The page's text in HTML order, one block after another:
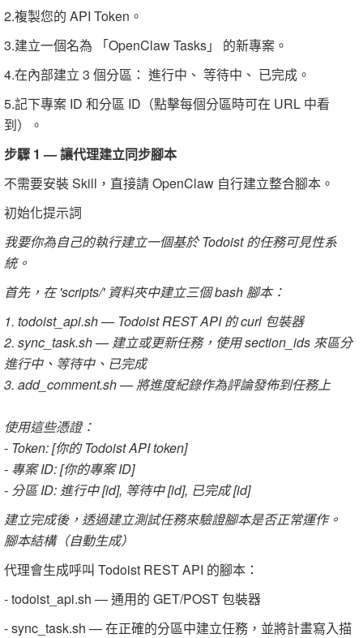
2.複製您的 API Token。
3.建立一個名為 「OpenClaw Tasks」 的新專案。
4.在內部建立 3 個分區： 進行中、 等待中、 已完成。
5.記下專案 ID 和分區 ID（點擊每個分區時可在 URL 中看
到）。
步驟 1 — 讓代理建立同步腳本
不需要安裝 Skill，直接請 OpenClaw 自行建立整合腳本。
初始化提示詞
我要你為自己的執行建立一個基於 Todoist 的任務可見性系
統。
首先，在 'scripts/' 資料夾中建立三個 bash 腳本：
1. todoist_api.sh — Todoist REST API 的 curl 包裝器
2. sync_task.sh — 建立或更新任務，使用 section_ids 來區分
進行中、等待中、已完成
3. add_comment.sh — 將進度紀錄作為評論發佈到任務上
使用這些憑證：
- Token: [你的 Todoist API token]
- 專案 ID: [你的專案 ID]
- 分區 ID: 進行中 [id], 等待中 [id], 已完成 [id]
建立完成後，透過建立測試任務來驗證腳本是否正常運作。
腳本結構（自動生成）
代理會生成呼叫 Todoist REST API 的腳本：
- todoist_api.sh — 通用的 GET/POST 包裝器
- sync_task.sh — 在正確的分區中建立任務，並將計畫寫入描